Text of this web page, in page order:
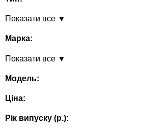
Показати все ▼
Марка:
Показати все ▼
Модель:
Ціна:
Рік випуску (p.):